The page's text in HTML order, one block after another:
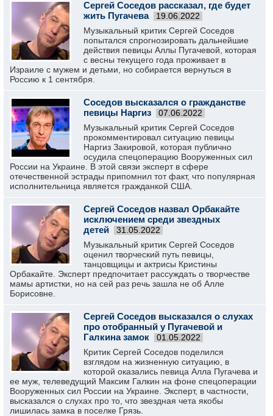
Сергей Соседов рассказал, где будет
жить Пугачева
19.06.2022
Музыкальный критик Сергей Соседов
попытался спрогнозировать дальнейшие
действия певицы Аллы Пугачевой, которая
с весны текущего года проживает в
Израиле с мужем и детьми, но собирается вернуться в
Россию к 1 сентября.
Соседов высказался о гражданстве
певицы Наргиз
07.06.2022
Музыкальный критик Сергей Соседов
прокомментировал ситуацию певицы
Наргиз Закировой, которая публично
осудила спецоперацию Вооруженных сил
России на Украине. В этой связи эксперт в сфере
отечественной эстрады припомнил тот факт, что популярная
исполнительница является гражданкой США.
Сергей Соседов назвал Орбакайте
исключением среди звездных
детей
31.05.2022
Музыкальный критик Сергей Соседов
оценил творческий путь певицы,
танцовщицы и актрисы Кристины
Орбакайте. Эксперт предпочитает рассуждать о творчестве
мамы артистки, но на сей раз речь зашла не об Алле
Борисовне.
Сергей Соседов высказался о слухах
про отобранный у Пугачевой и
Галкина замок
01.05.2022
Критик Сергей Соседов поделился
взглядом на жизненную ситуацию, в
которой оказались певица Алла Пугачева и
ее муж, телеведущий Максим Галкин на фоне спецоперации
Вооруженных сил России на Украине. Эксперт, в частности,
высказался о слухах про то, что звездная чета якобы
лишилась замка в поселке Грязь.